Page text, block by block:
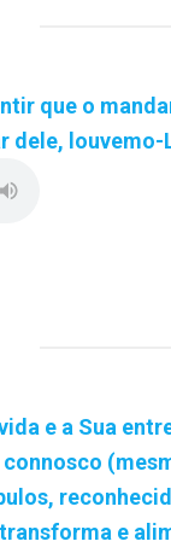
que o
dele, louvemo-
e a Sua
e